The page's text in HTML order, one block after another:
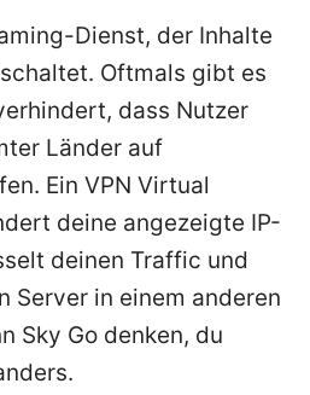
Dienst, der Inhalte
Oftmals gibt es
dass Nutzer
Länder auf
Ein VPN Virtual
deine angezeigte IP-
deinen Traffic und
Server in einem anderen
Sky Go denken, du